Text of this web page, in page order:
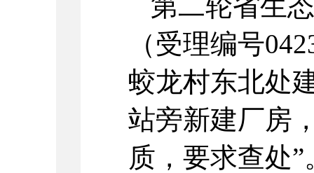
（受理编号
蛟龙村东北处
站旁新建厂房
质，要求查处”